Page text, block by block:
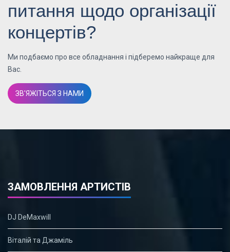
питання щодо організації
концертів?
Ми подбаємо про все обладнання і підберемо найкраще для
Вас.
ЗВ'ЯЖІТЬСЯ З НАМИ
ЗАМОВЛЕННЯ АРТИСТІВ
DJ DeMaxwill
Віталій та Джаміль